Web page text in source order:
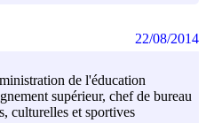
de l'éducation
supérieur, chef de bureau
culturelles et sportives
22/08/2014